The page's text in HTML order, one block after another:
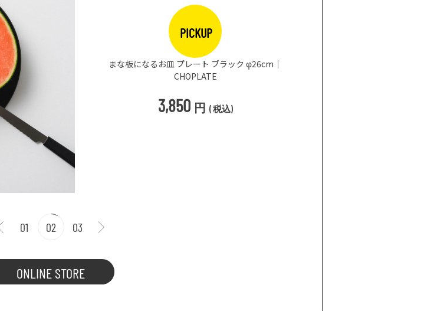
PICKUP
まな板になるお皿 プレート ブラック φ26cm｜
CHOPLATE
3,850 円 (税込)
01 02 03
ONLINE STORE